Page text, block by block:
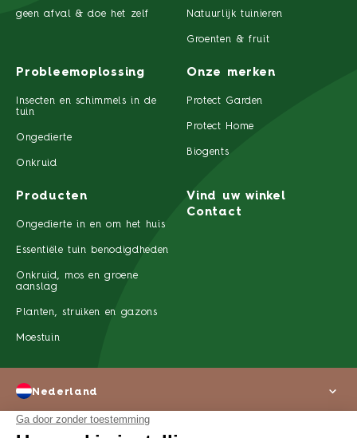
geen afval & doe het zelf Natuurlijk tuinieren
Groenten & fruit
Probleemoplossing
Insecten en schimmels in de
tuin
Ongedierte
Onkruid
Onze merken
Protect Garden
Protect Home
Biogents
Producten
Ongedierte in en om het huis
Essentiële tuin benodigdheden
Onkruid, mos en groene
aanslag
Planten, struiken en gazons
Moestuin
Vind uw winkel
Contact
Nederland